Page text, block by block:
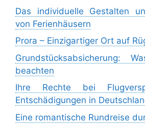
Das individuelle Gestalten
von Ferienhäusern
Prora – Einzigartiger Ort auf
Grundstücksabsicherung:
beachten
Ihre Rechte bei
Entschädigungen in
Eine romantische Rundreise